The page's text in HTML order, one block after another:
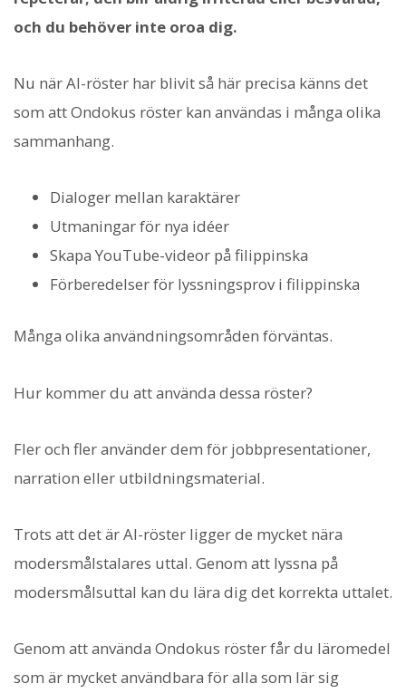
och du behöver inte oroa dig.
Nu när AI-röster har blivit så här precisa känns det
som att Ondokus röster kan användas i många olika
sammanhang.
Dialoger mellan karaktärer
Utmaningar för nya idéer
Skapa YouTube-videor på filippinska
Förberedelser för lyssningsprov i filippinska
Många olika användningsområden förväntas.
Hur kommer du att använda dessa röster?
Fler och fler använder dem för jobbpresentationer,
narration eller utbildningsmaterial.
Trots att det är AI-röster ligger de mycket nära
modersmålstalares uttal. Genom att lyssna på
modersmålsuttal kan du lära dig det korrekta uttalet.
Genom att använda Ondokus röster får du läromedel
som är mycket användbara för alla som lär sig